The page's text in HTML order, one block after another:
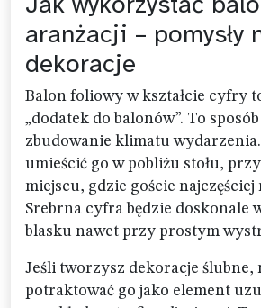
aranżacji – pomysły
dekoracje
Balon foliowy w kształcie cyfry
„dodatek do balonów”. To
zbudowanie klimatu
umieścić go w pobliżu stołu,
miejscu, gdzie goście najczęściej
Srebrna cyfra będzie doskonale
blasku nawet przy prostym
Jeśli tworzysz dekoracje ślubne,
potraktować go jako element